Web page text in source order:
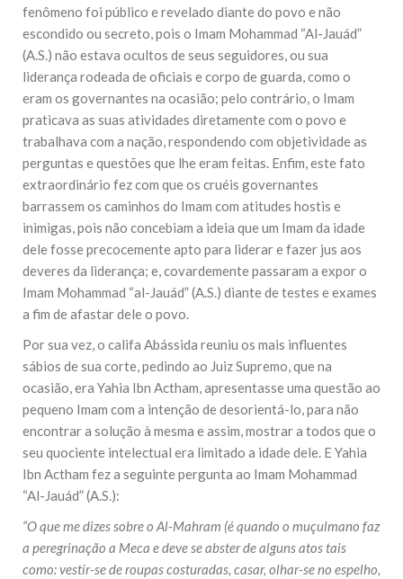
fenômeno foi público e revelado diante do povo e não
escondido ou secreto, pois o Imam Mohammad “Al-Jauád”
(A.S.) não estava ocultos de seus seguidores, ou sua
liderança rodeada de oficiais e corpo de guarda, como o
eram os governantes na ocasião; pelo contrário, o Imam
praticava as suas atividades diretamente com o povo e
trabalhava com a nação, respondendo com objetividade as
perguntas e questões que lhe eram feitas. Enfim, este fato
extraordinário fez com que os cruéis governantes
barrassem os caminhos do Imam com atitudes hostis e
inimigas, pois não concebiam a ideia que um Imam da idade
dele fosse precocemente apto para liderar e fazer jus aos
deveres da liderança; e, covardemente passaram a expor o
Imam Mohammad “al-Jauád” (A.S.) diante de testes e exames
a fim de afastar dele o povo.
Por sua vez, o califa Abássida reuniu os mais influentes
sábios de sua corte, pedindo ao Juiz Supremo, que na
ocasião, era Yahia Ibn Actham, apresentasse uma questão ao
pequeno Imam com a intenção de desorientá-lo, para não
encontrar a solução à mesma e assim, mostrar a todos que o
seu quociente intelectual era limitado a idade dele. E Yahia
Ibn Actham fez a seguinte pergunta ao Imam Mohammad
“Al-Jauád” (A.S.):
“O que me dizes sobre o Al-Mahram (é quando o muçulmano faz
a peregrinação a Meca e deve se abster de alguns atos tais
como: vestir-se de roupas costuradas, casar, olhar-se no espelho,